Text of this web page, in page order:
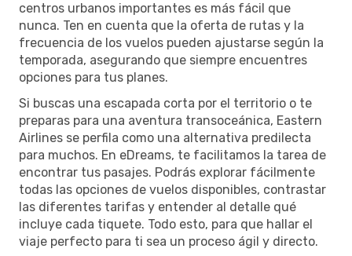
centros urbanos importantes es más fácil que
nunca. Ten en cuenta que la oferta de rutas y la
frecuencia de los vuelos pueden ajustarse según la
temporada, asegurando que siempre encuentres
opciones para tus planes.
Si buscas una escapada corta por el territorio o te
preparas para una aventura transoceánica, Eastern
Airlines se perfila como una alternativa predilecta
para muchos. En eDreams, te facilitamos la tarea de
encontrar tus pasajes. Podrás explorar fácilmente
todas las opciones de vuelos disponibles, contrastar
las diferentes tarifas y entender al detalle qué
incluye cada tiquete. Todo esto, para que hallar el
viaje perfecto para ti sea un proceso ágil y directo.